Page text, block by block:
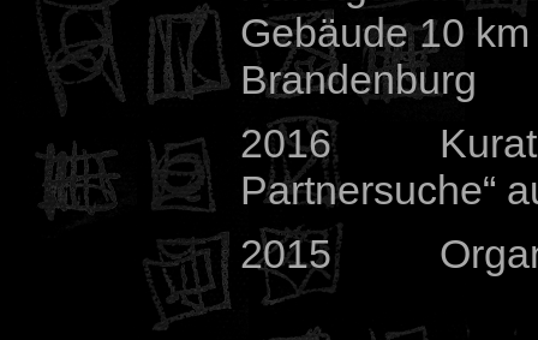
Gebäude 10
Brandenburg
2016
Partnersuche“
2015